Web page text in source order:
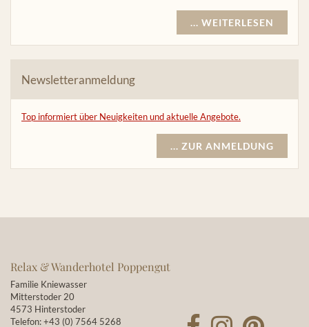
... WEITERLESEN
Newsletteranmeldung
Top informiert über Neuigkeiten und aktuelle Angebote.
... ZUR ANMELDUNG
Relax & Wanderhotel Poppengut
Familie Kniewasser
Mitterstoder 20
4573 Hinterstoder
Telefon:+43 (0) 7564 5268